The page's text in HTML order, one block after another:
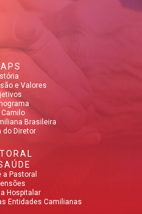
e Valores
Camilo
Brasileira
do Diretor
a Pastoral
Hospitalar
Entidades Camilianas